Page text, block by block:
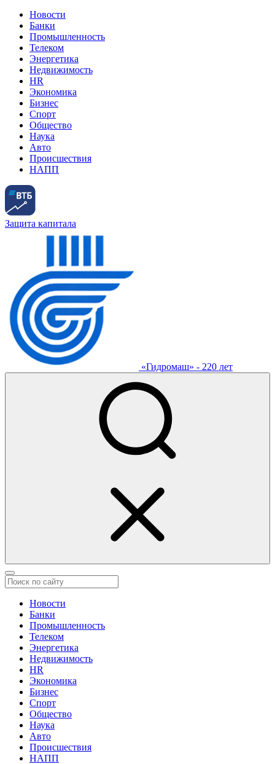
Новости
Банки
Промышленность
Телеком
Энергетика
Недвижимость
HR
Экономика
Бизнес
Спорт
Общество
Наука
Авто
Происшествия
НАПП
Защита капитала
«Гидромаш» - 220 лет
Новости
Банки
Промышленность
Телеком
Энергетика
Недвижимость
HR
Экономика
Бизнес
Спорт
Общество
Наука
Авто
Происшествия
НАПП